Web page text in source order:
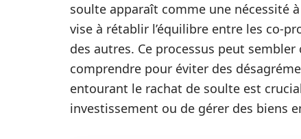
soulte apparaît comme une nécessité
vise à rétablir l’équilibre entre les co-
des autres. Ce processus peut
comprendre pour éviter des
entourant le rachat de soulte est
investissement ou de gérer des biens